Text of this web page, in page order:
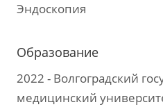
Эндоскопия
Образование
2022 - Волгоградский
медицинский